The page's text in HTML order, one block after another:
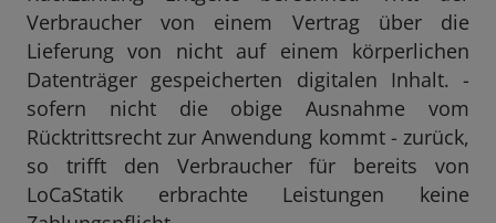
Verbraucher von einem Vertrag über die
Lieferung von nicht auf einem körperlichen
Datenträger gespeicherten digitalen Inhalt. -
sofern nicht die obige Ausnahme vom
Rücktrittsrecht zur Anwendung kommt - zurück,
so trifft den Verbraucher für bereits von
LoCaStatik erbrachte Leistungen keine